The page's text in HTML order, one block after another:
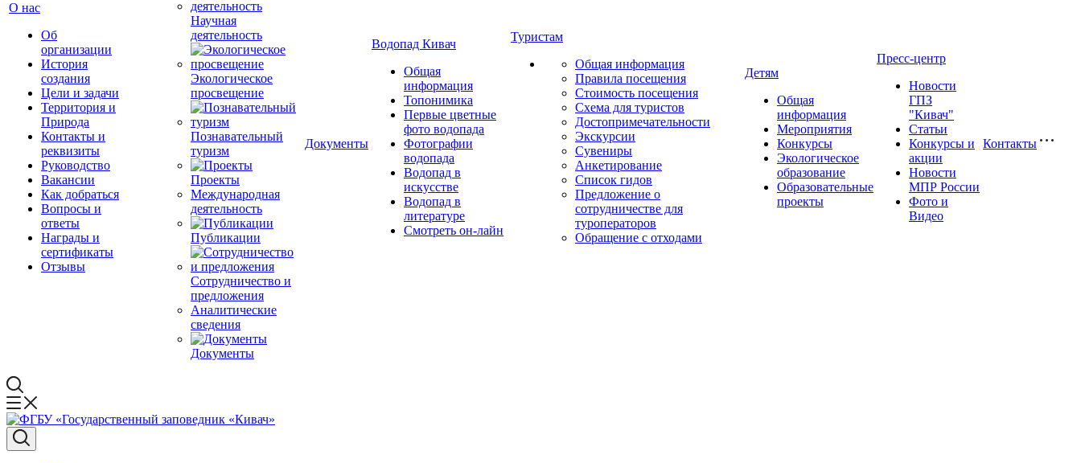
О нас
Об
организации
История
создания
Цели и задачи
Территория и
Природа
Контакты и
реквизиты
Руководство
Вакансии
Как добраться
Вопросы и
ответы
Награды и
сертификаты
Отзывы
Научная
деятельность
Экологическое
просвещение
Познавательный
туризм
Проекты
Международная
деятельность
Публикации
Сотрудничество и
предложения
Аналитические
сведения
Документы
Документы
Водопад Кивач
Общая
информация
Топонимика
Первые цветные
фото водопада
Фотографии
водопада
Водопад в
искусстве
Водопад в
литературе
Смотреть он-лайн
Туристам
Общая информация
Правила посещения
Стоимость посещения
Схема для туристов
Достопримечательности
Экскурсии
Сувениры
Анкетирование
Список гидов
Предложение о
сотрудничестве для
туроператоров
Обращение с отходами
Детям
Общая
информация
Мероприятия
Конкурсы
Экологическое
образование
Образовательные
проекты
Пресс-центр
Новости
ГПЗ
"Кивач"
Статьи
Конкурсы и
акции
Новости
МПР России
Фото и
Видео
Контакты